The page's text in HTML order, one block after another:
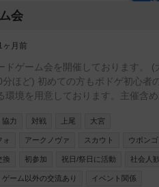
会
ヶ月前
ドゲーム会を開催しております。 (
ゲ初心者の方
境を用意しております。主催含め
しており 平均30人ほどの方にご参
協力 対戦 上尾 大宮
アークノヴァ スカウト ウボンゴ
換 初参加 祝日/祭日に活動 社会人
ゲーム以外の交流あり イベント関係